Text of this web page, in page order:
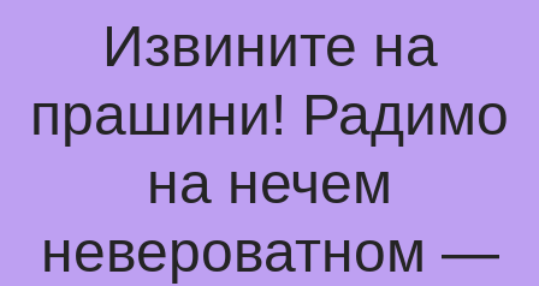
Извините на
прашини! Радимо
на нечем
невероватном —